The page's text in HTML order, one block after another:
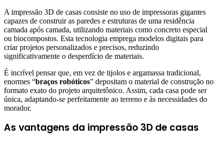
A impressão 3D de casas consiste no uso de impressoras gigantes
capazes de construir as paredes e estruturas de uma residência
camada após camada, utilizando materiais como concreto especial
ou biocompostos. Esta tecnologia emprega modelos digitais para
criar projetos personalizados e precisos, reduzindo
significativamente o desperdício de materiais.
É incrível pensar que, em vez de tijolos e argamassa tradicional,
enormes “braços robóticos” depositam o material de construção no
formato exato do projeto arquitetônico. Assim, cada casa pode ser
única, adaptando-se perfeitamente ao terreno e às necessidades do
morador.
As vantagens da impressão 3D de casas